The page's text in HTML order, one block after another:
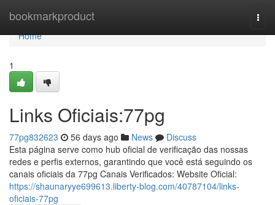
bookmarkproduct
Home
Home
1
Links Oficiais:77pg
77pg832623 56 days ago News
Discuss
Esta página serve como hub oficial de verificação das nossas
redes e perfis externos, garantindo que você está seguindo os
canais oficiais da 77pg Canais Verificados: Website Oficial:
https://shaunaryye699613.liberty-blog.com/40787104/links-
oficiais-77pg